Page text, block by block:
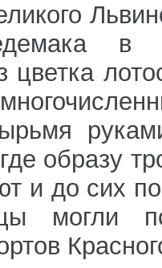
в
образу
и до сих
могли